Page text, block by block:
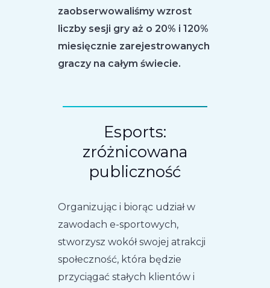
zaobserwowaliśmy wzrost
liczby sesji gry aż o 20% i 120%
miesięcznie zarejestrowanych
graczy na całym świecie.
Esports:
zróżnicowana
publiczność
Organizując i biorąc udział w
zawodach e-sportowych,
stworzysz wokół swojej atrakcji
społeczność, która będzie
przyciągać stałych klientów i